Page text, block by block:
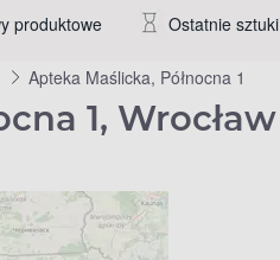
produktowe Ostatnie sztuki
Apteka Maślicka, Północna 1
1, Wrocław